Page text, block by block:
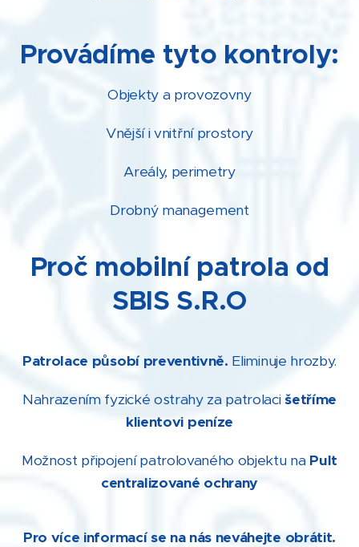
Provádíme tyto kontroly:
Objekty a provozovny
Vnější i vnitřní prostory
Areály, perimetry
Drobný management
Proč mobilní patrola od
SBIS S.R.O
Patrolace působí preventivně. Eliminuje hrozby.
Nahrazením fyzické ostrahy za patrolacišetříme
klientovi peníze
Možnost připojení patrolovaného objektu na Pult
centralizované ochrany
Pro více informací se na nás neváhejte obrátit.